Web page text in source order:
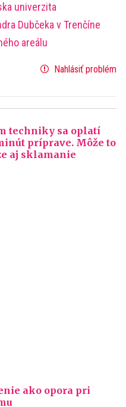
univerzita
Dubčeka v Trenčíne
areálu
Nahlásiť problém
techniky sa oplatí
príprave. Môže to
aj sklamanie
ako opora pri